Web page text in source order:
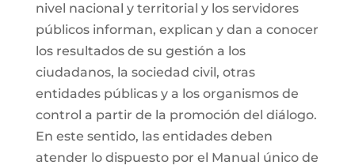
nivel nacional y territorial y los servidores
públicos informan, explican y dan a conocer
los resultados de su gestión a los
ciudadanos, la sociedad civil, otras
entidades públicas y a los organismos de
control a partir de la promoción del diálogo.
En este sentido, las entidades deben
atender lo dispuesto por el Manual único de